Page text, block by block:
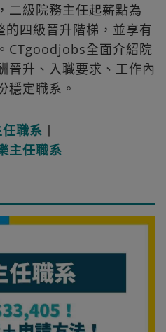
二級院務主任起薪點為
四級晉升階梯，並享有
。CTgoodjobs全面介紹院
晉升、入職要求、工作內
穩定職系。
職系 丨
主任職系